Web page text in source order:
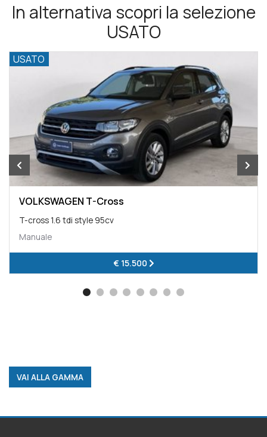
In alternativa scopri la selezione
USATO
USATO
VOLKSWAGEN T-Cross
T-cross 1.6 tdi style 95cv
Manuale
€ 15.500
VAI ALLA GAMMA